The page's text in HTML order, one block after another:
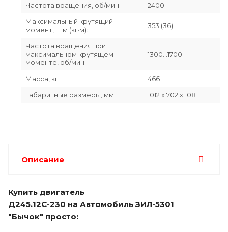
Частота вращения, об/мин:
2400
Максимальный крутящий
момент, Н·м (кг·м):
353 (36)
Частота вращения при
максимальном крутящем
моменте, об/мин:
1300…1700
Масса, кг:
466
Габаритные размеры, мм:
1012 х 702 х 1081
Описание
Купить двигатель
Д245.12С-230 на Автомобиль ЗИЛ-5301
"Бычок" просто: